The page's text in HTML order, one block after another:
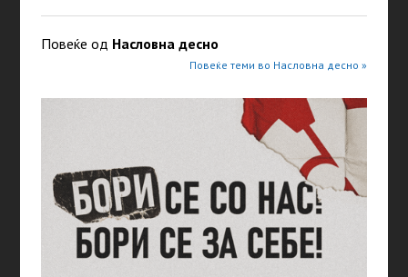
Повеќе од Насловна десно
Повеќе теми во Насловна десно »